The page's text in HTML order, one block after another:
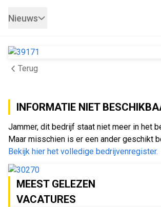
Nieuws
Terug
INFORMATIE NIET
Jammer, dit bedrijf staat niet meer in het
Maar misschien is er een ander geschikt
Bekijk hier het volledige bedrijvenregister.
MEEST GELEZEN
VACATURES